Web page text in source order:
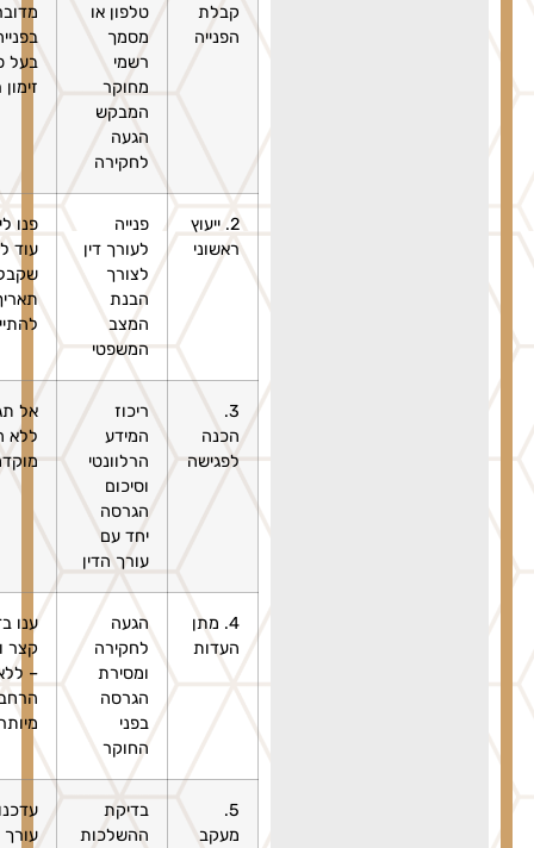
טלפון או
מסמך
מדובר
בעל פה או
זימון רשמי
פנייה
לעורך דין
לצורך
הבנת
המצב
המשפטי
פנו לייעוץ
עוד לפני
שקבלתם
תאריך
להתייצבות
המידע
הרלוונטי
עורך הדין
אל תגיעו
ללא הכנה
מוקדמת
הגעה
לחקירה
ענו בדיוק,
קצר ואמת
– ללא
הרחבות
מיותרות
ההשלכות
עדכנו את
עורך הדין